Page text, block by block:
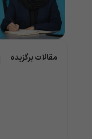
مقالات برگزیده